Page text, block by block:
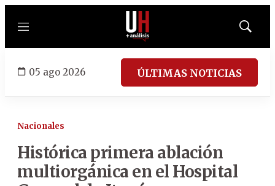
Menú
Mostrar
05 ago 2026 ÚLTIMAS NOTICIAS
Nacionales
Histórica primera ablación
multiorgánica en el Hospital